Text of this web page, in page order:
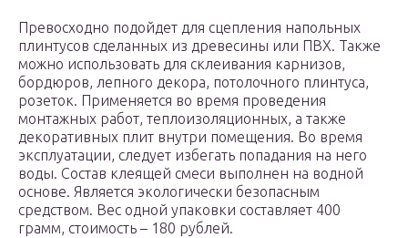
Превосходно подойдет для сцепления напольных
плинтусов сделанных из древесины или ПВХ. Также
можно использовать для склеивания карнизов,
бордюров, лепного декора, потолочного плинтуса,
розеток. Применяется во время проведения
монтажных работ, теплоизоляционных, а также
декоративных плит внутри помещения. Во время
эксплуатации, следует избегать попадания на него
воды. Состав клеящей смеси выполнен на водной
основе. Является экологически безопасным
средством. Вес одной упаковки составляет 400
грамм, стоимость – 180 рублей.